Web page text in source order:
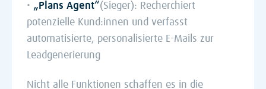
• „Plans Agent“(Sieger): Recherchiert
potenzielle Kund:innen und verfasst
automatisierte, personalisierte E-Mails zur
Leadgenerierung
Nicht alle Funktionen schaffen es in die